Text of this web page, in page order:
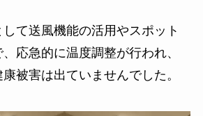
て送風機能の活用やスポット
応急的に温度調整が行われ、
被害は出ていませんでした。